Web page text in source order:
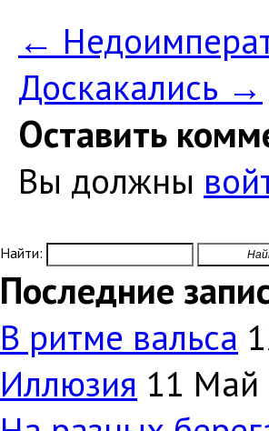
←
Доскакались →
Оставить
Вы должны
Найти:
Последние
В ритме вальса
Иллюзия 11 Май